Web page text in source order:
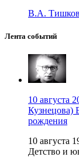
В.А. Тишков
Лента событий
10 августа
Кузнецова)
рождения
10 августа
Детство и